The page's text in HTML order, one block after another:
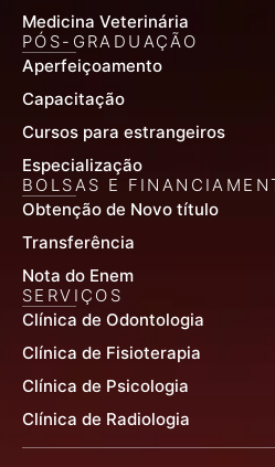
Medicina Veterinária
PÓS-GRADUAÇÃO
Aperfeiçoamento
Capacitação
Cursos para estrangeiros
Especialização
BOLSAS E
Obtenção de Novo título
Transferência
Nota do Enem
SERVIÇOS
Clínica de Odontologia
Clínica de Fisioterapia
Clínica de Psicologia
Clínica de Radiologia